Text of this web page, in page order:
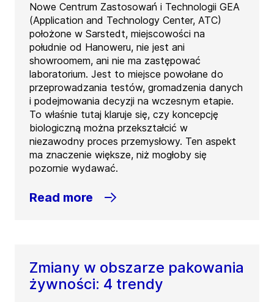
Nowe Centrum Zastosowań i Technologii GEA
(Application and Technology Center, ATC)
położone w Sarstedt, miejscowości na
południe od Hanoweru, nie jest ani
showroomem, ani nie ma zastępować
laboratorium. Jest to miejsce powołane do
przeprowadzania testów, gromadzenia danych
i podejmowania decyzji na wczesnym etapie.
To właśnie tutaj klaruje się, czy koncepcję
biologiczną można przekształcić w
niezawodny proces przemysłowy. Ten aspekt
ma znaczenie większe, niż mogłoby się
pozornie wydawać.
Read more
Zmiany w obszarze pakowania
żywności: 4 trendy